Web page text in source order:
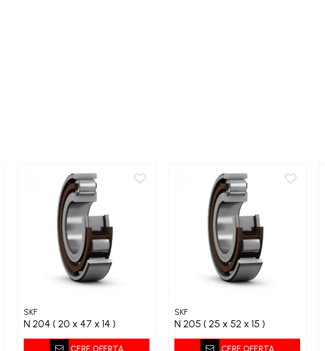
SKF
N 204 ( 20 x 47 x 14 )
SKF
N 205 ( 25 x 52 x 15 )